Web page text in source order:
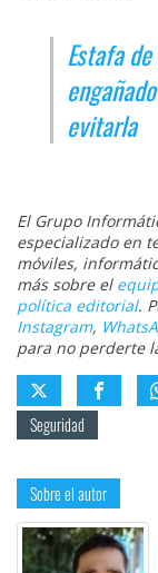
Estafa
evitarla
El Grupo
especializado en
móviles,
más sobre el
política editorial.
Instagram,
para no perderte
Seguridad
Sobre el autor